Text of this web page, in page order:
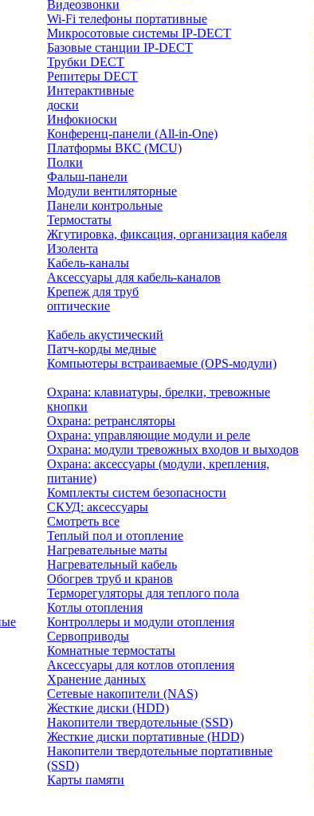
Видеозвонки
Wi-Fi телефоны портативные
Микросотовые системы IP-DECT
Базовые станции IP-DECT
Трубки DECT
Репитеры DECT
Интерактивные
доски
Инфокиоски
Конференц-панели (All-in-One)
Платформы ВКС (MCU)
Полки
Фальш-панели
Модули вентиляторные
Панели контрольные
Термостаты
Жгутировка, фиксация, организация кабеля
Изолента
Кабель-каналы
Аксессуары для кабель-каналов
Крепеж для труб
оптические
Кабель акустический
Патч-корды медные
Компьютеры встраиваемые (OPS-модули)
Охрана: клавиатуры, брелки, тревожные
кнопки
Охрана: ретрансляторы
Охрана: управляющие модули и реле
Охрана: модули тревожных входов и выходов
Охрана: аксессуары (модули, крепления,
питание)
Комплекты систем безопасности
СКУД: аксессуары
Смотреть все
Теплый пол и отопление
Нагревательные маты
Нагревательный кабель
Обогрев труб и кранов
Терморегуляторы для теплого пола
Котлы отопления
Контроллеры и модули отопления
Сервоприводы
Комнатные термостаты
Аксессуары для котлов отопления
Хранение данных
Сетевые накопители (NAS)
Жесткие диски (HDD)
Накопители твердотельные (SSD)
Жесткие диски портативные (HDD)
Накопители твердотельные портативные
(SSD)
Карты памяти